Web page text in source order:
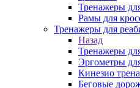
Тренажеры
Рамы для
Тренажеры для
Назад
Тренажеры
Эргометры
Кинезио
Беговые